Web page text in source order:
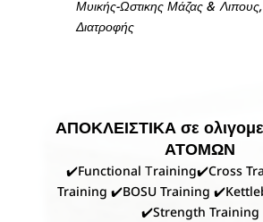
Μυικής-Ωστικης Μάζας &
Διατροφής
ΑΠΟΚΛΕΙΣΤΙΚΑ σε
ΑΤΟΜΩΝ
✔️Functional Τraining✔️Cross
Training ✔️BOSU Training
✔️Strength Training